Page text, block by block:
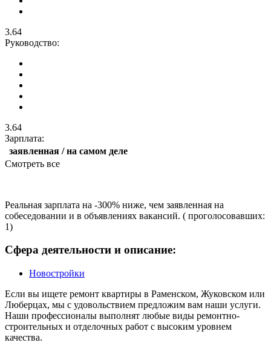
3.64
Руководство:
3.64
Зарплата:
заявленная / на самом деле
Смотреть все
Реальная зарплата на -300% ниже, чем заявленная на
собеседовании и в объявлениях вакансий. ( проголосовавших:
1)
Сфера деятельности и описание:
Новостройки
Если вы ищете ремонт квартиры в Раменском, Жуковском или
Люберцах, мы с удовольствием предложим вам наши услуги.
Наши профессионалы выполнят любые виды ремонтно-
строительных и отделочных работ с высоким уровнем
качества.